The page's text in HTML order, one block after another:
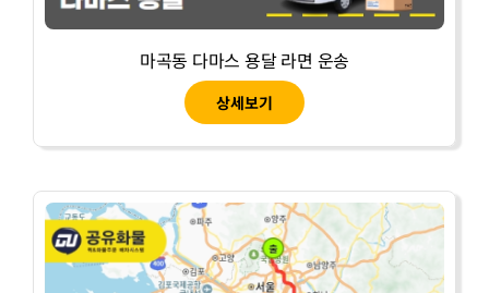
마곡동 다마스 용달 라면 운송
상세보기